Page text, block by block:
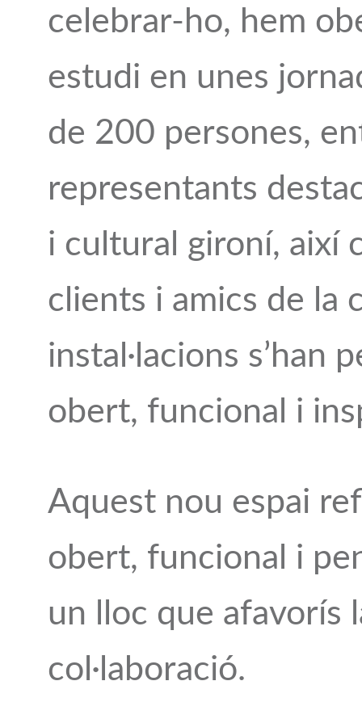
celebrar-ho, hem
estudi en unes
de 200 persones,
representants
i cultural gironí, així
clients i amics de la
instal·lacions s’han
obert, funcional i
Aquest nou espai
obert, funcional i
un lloc que afavorís
col·laboració.